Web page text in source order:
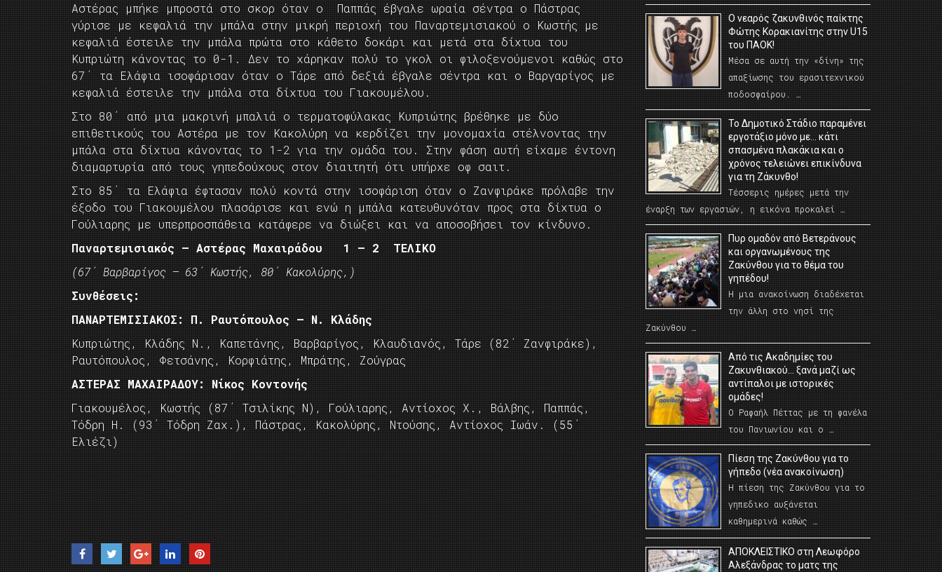
Αστέρας μπήκε μπροστά στο σκορ όταν ο Παππάς έβγαλε ωραία σέντρα ο Πάστρας
γύρισε με κεφαλιά την μπάλα στην μικρή περιοχή του Παναρτεμισιακού ο Κωστής με
κεφαλιά έστειλε την μπάλα πρώτα στο κάθετο δοκάρι και μετά στα δίχτυα του
Κυπριώτη κάνοντας το 0-1. Δεν το χάρηκαν πολύ το γκολ οι φιλοξενούμενοι καθώς στο
67΄ τα Ελάφια ισοφάρισαν όταν ο Τάρε από δεξιά έβγαλε σέντρα και ο Βαργαρίγος με
κεφαλιά έστειλε την μπάλα στα δίχτυα του Γιακουμέλου.
Στο 80΄ από μια μακρινή μπαλιά ο τερματοφύλακας Κυπριώτης βρέθηκε με δύο
επιθετικούς του Αστέρα με τον Κακολύρη να κερδίζει την μονομαχία στέλνοντας την
μπάλα στα δίχτυα κάνοντας το 1-2 για την ομάδα του. Στην φάση αυτή είχαμε έντονη
διαμαρτυρία από τους γηπεδούχους στον διαιτητή ότι υπήρχε οφ σαιτ.
Στο 85΄ τα Ελάφια έφτασαν πολύ κοντά στην ισοφάριση όταν ο Ζανφιράκε πρόλαβε την
έξοδο του Γιακουμέλου πλασάρισε και ενώ η μπάλα κατευθυνόταν προς στα δίχτυα ο
Γούλιαρης με υπερπροσπάθεια κατάφερε να διώξει και να αποσοβήσει τον κίνδυνο.
Παναρτεμισιακός – Αστέρας Μαχαιράδου 1 – 2 ΤΕΛΙΚΟ
(67΄ Βαρβαρίγος – 63΄ Κωστής, 80΄ Κακολύρης,)
Συνθέσεις:
ΠΑΝΑΡΤΕΜΙΣΙΑΚΟΣ: Π. Ραυτόπουλος – Ν. Κλάδης
Κυπριώτης, Κλάδης Ν., Καπετάνης, Βαρβαρίγος, Κλαυδιανός, Τάρε (82΄ Ζανφιράκε),
Ραυτόπουλος, Φετσάνης, Κορφιάτης, Μπράτης, Ζούγρας
ΑΣΤΕΡΑΣ ΜΑΧΑΙΡΑΔΟΥ: Νίκος Κοντονής
Γιακουμέλος, Κωστής (87΄ Τσιλίκης Ν), Γούλιαρης, Αντίοχος Χ., Βάλβης, Παππάς,
Τόδρη Η. (93΄ Τόδρη Ζαχ.), Πάστρας, Κακολύρης, Ντούσης, Αντίοχος Ιωάν. (55΄
Ελιέζι)
O νεαρός ζακυνθινός παίκτης
Φώτης Κορακιανίτης στην U15
του ΠΑΟΚ!
Μέσα σε αυτή την «δίνη» της
απαξίωσης του ερασιτεχνικού
ποδοσφαίρου. …
Το Δημοτικό Στάδιο παραμένει
εργοτάξιο μόνο με… κάτι
σπασμένα πλακάκια και ο
χρόνος τελειώνει επικίνδυνα
για τη Ζάκυνθο!
Τέσσερις ημέρες μετά την
έναρξη των εργασιών, η εικόνα προκαλεί …
Πυρ ομαδόν από Βετεράνους
και οργανωμένους της
Ζακύνθου για το θέμα του
γηπέδου!
Η μια ανακοίνωση διαδέχεται
την άλλη στο νησί της
Ζακύνθου …
Από τις Ακαδημίες του
Ζακυνθιακού… ξανά μαζί ως
αντίπαλοι με ιστορικές
ομάδες!
Ο Ραφαήλ Πέττας με τη φανέλα
του Πανιωνίου και ο …
Πίεση της Ζακύνθου για το
γήπεδο (νέα ανακοίνωση)
Η πίεση της Ζακύνθου για το
γηπεδικο αυξάνεται
καθημερινά καθώς …
AΠΟΚΛΕΙΣΤΙΚΟ στη Λεωφόρο
Αλεξάνδρας το ματς της